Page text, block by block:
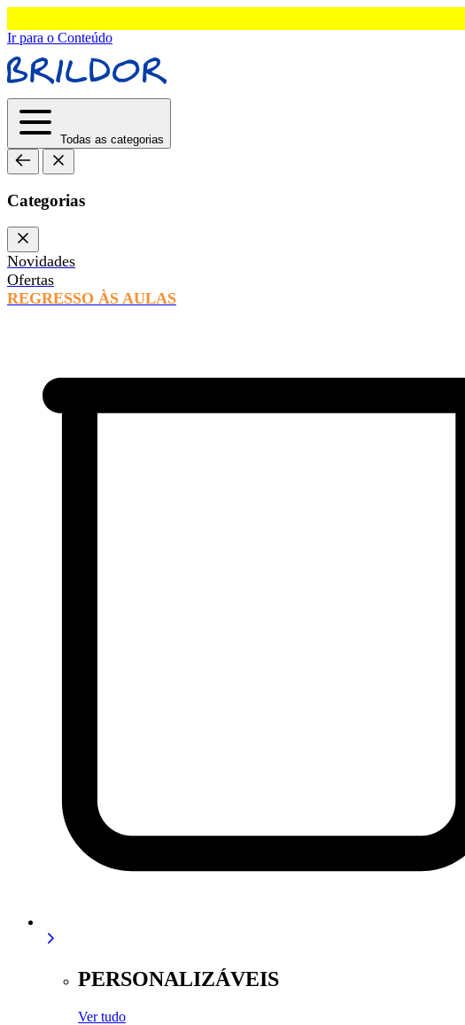
Ir para o Conteúdo
Todas as categorias
Categorias
Novidades
Ofertas
REGRESSO ÀS AULAS
PERSONALIZÁVEIS
Ver tudo